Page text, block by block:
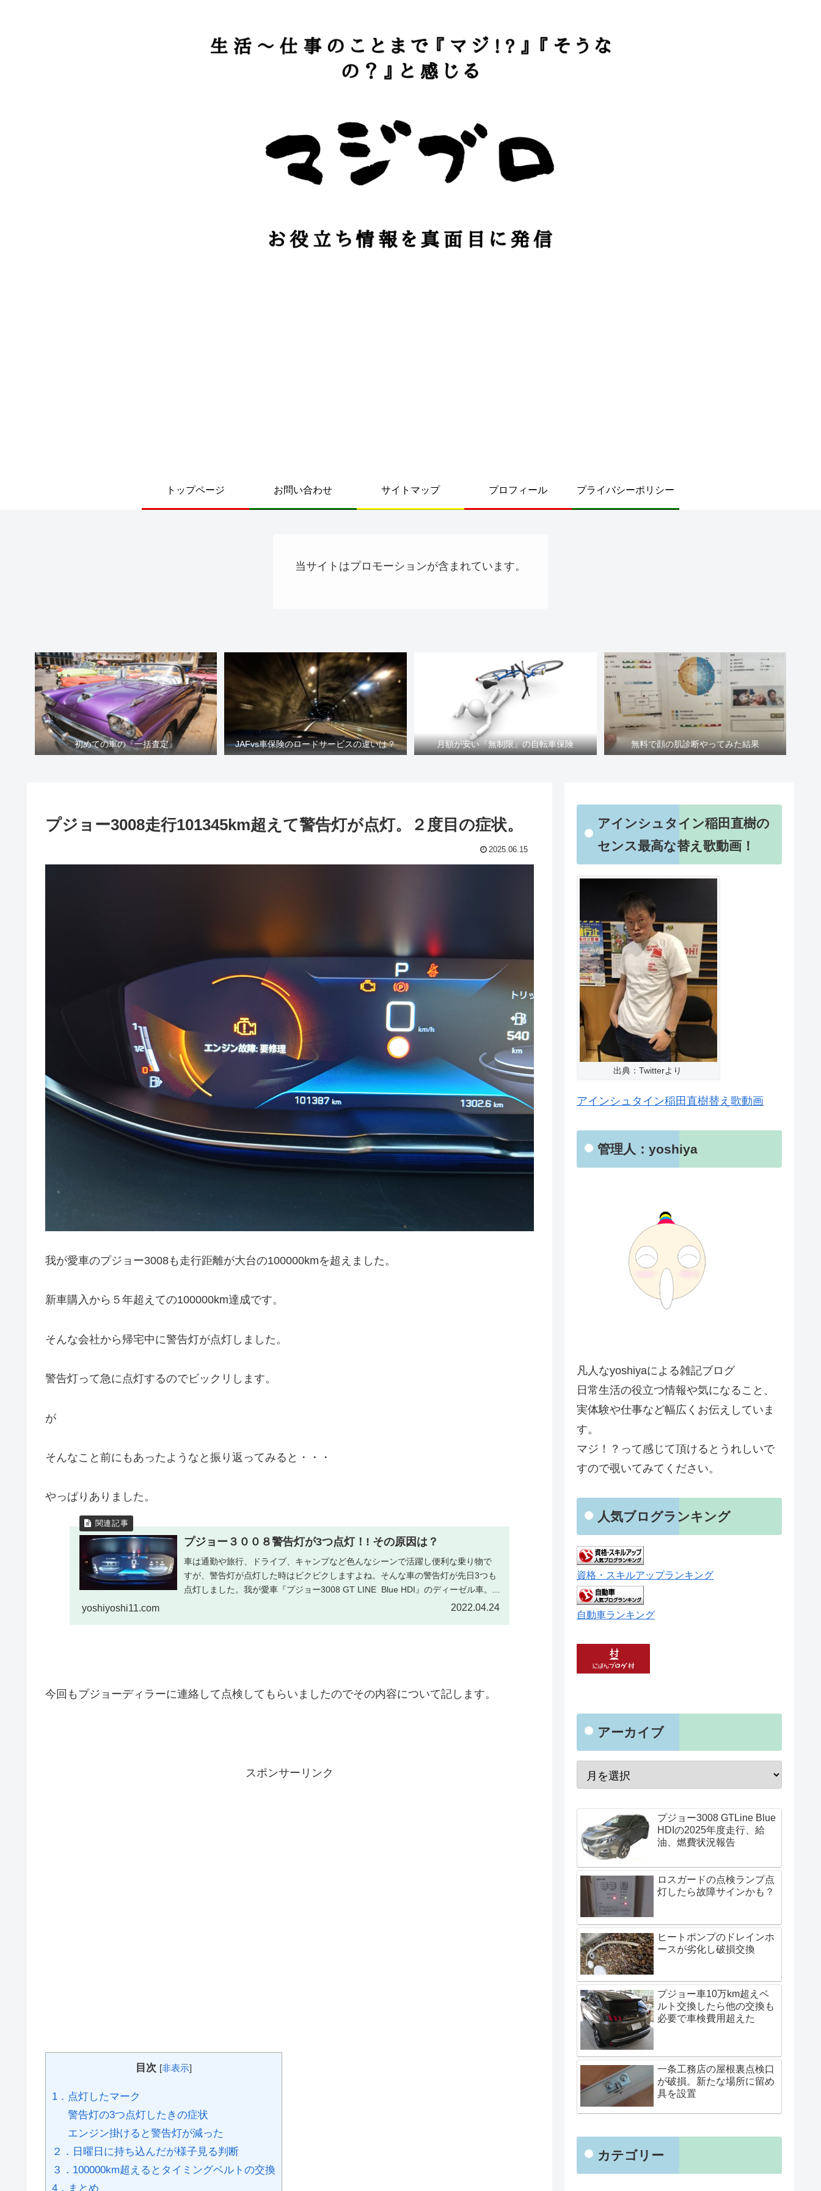
トップページ お問い合わせ サイトマップ プロフィール プライバシーポリシー
当サイトはプロモーションが含まれています。
初めての車の『一括査定』 JAFvs車保険のロードサービスの違いは？ 月額が安い『無制限』の自転車保険 無料で顔の肌診断やってみた結果
プジョー3008走行101345km超えて警告灯が点灯。２度目の症状。
2025.06.15
我が愛車のプジョー3008も走行距離が大台の100000kmを超えました。
新車購入から５年超えての100000km達成です。
そんな会社から帰宅中に警告灯が点灯しました。
警告灯って急に点灯するのでビックリします。
が
そんなこと前にもあったようなと振り返ってみると・・・
やっぱりありました。
プジョー３００８警告灯が3つ点灯！! その原因は？
車は通勤や旅行、ドライブ、キャンプなど色んなシーンで活躍し便利な乗り物で
すが、警告灯が点灯した時はビクビクしますよね。そんな車の警告灯が先日3つも
点灯しました。我が愛車『プジョー3008 GT LINE Blue HDI』のディーゼル車。...
yoshiyoshi11.com 2022.04.24
今回もプジョーディラーに連絡して点検してもらいましたのでその内容について記します。
スポンサーリンク
目次 [非表示]
1．点灯したマーク
警告灯の3つ点灯したきの症状
エンジン掛けると警告灯が減った
２．日曜日に持ち込んだが様子見る判断
３．100000km超えるとタイミングベルトの交換
4．まとめ
アインシュタイン稲田直樹の
センス最高な替え歌動画！
出典：Twitterより
アインシュタイン稲田直樹替え歌動画
管理人：yoshiya
凡人なyoshiyaによる雑記ブログ
日常生活の役立つ情報や気になること、
実体験や仕事など幅広くお伝えしていま
す。
マジ！？って感じて頂けるとうれしいで
すので覗いてみてください。
人気ブログランキング
資格・スキルアップランキング
自動車ランキング
アーカイブ
プジョー3008 GTLine Blue
HDIの2025年度走行、給
油、燃費状況報告
ロスガードの点検ランプ点
灯したら故障サインかも？
ヒートポンプのドレインホ
ースが劣化し破損交換
プジョー車10万km超えベ
ルト交換したら他の交換も
必要で車検費用超えた
一条工務店の屋根裏点検口
が破損。新たな場所に留め
具を設置
カテゴリー